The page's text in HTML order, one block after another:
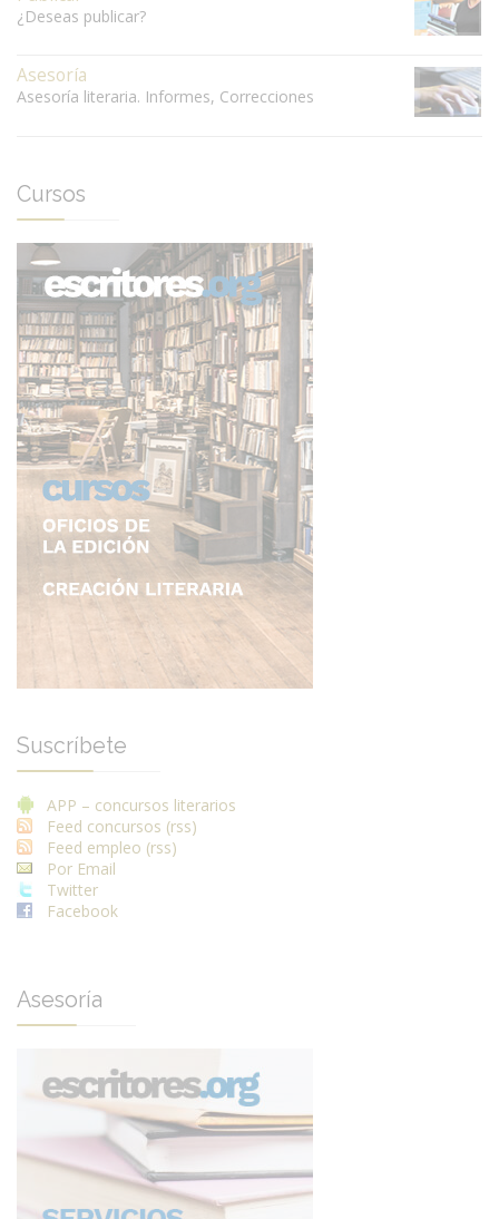
¿Deseas publicar?
Asesoría
Asesoría literaria. Informes, Correcciones
Cursos
Suscríbete
APP – concursos literarios
Feed concursos (rss)
Feed empleo (rss)
Por Email
Twitter
Facebook
Asesoría